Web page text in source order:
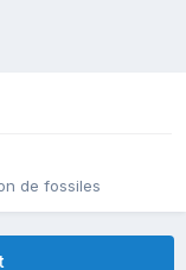
de fossiles